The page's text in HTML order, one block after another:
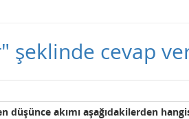
şeklinde cevap
akımı aşağıdakilerden